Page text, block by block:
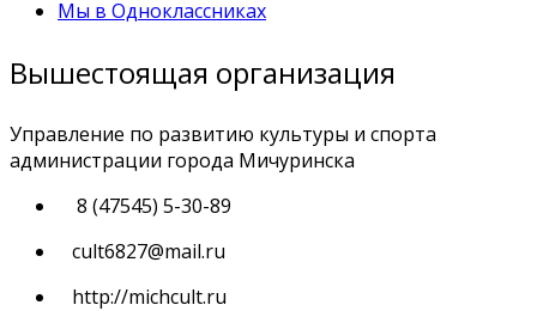
Мы в Одноклассниках
Вышестоящая организация
Управление по развитию культуры и спорта
администрации города Мичуринска
8 (47545) 5-30-89
cult6827@mail.ru
http://michcult.ru